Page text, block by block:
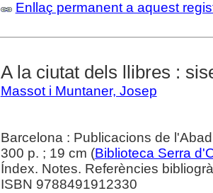
Enllaç permanent a aquest
A la ciutat dels llibres :
Massot i Muntaner, Josep
Barcelona : Publicacions de
300 p. ; 19 cm (Biblioteca Serra
Índex. Notes. Referències
ISBN 9788491912330